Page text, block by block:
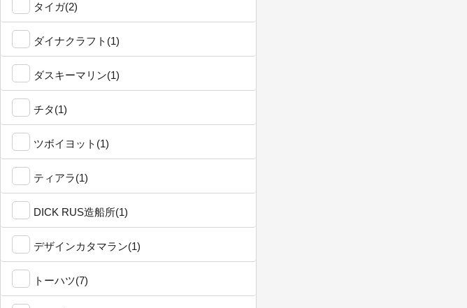
タイガ(2)
ダイナクラフト(1)
ダスキーマリン(1)
チタ(1)
ツボイヨット(1)
ティアラ(1)
DICK RUS造船所(1)
デザインカタマラン(1)
トーハツ(7)